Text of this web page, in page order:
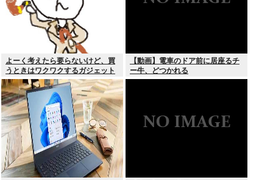
よーく考えたら要らないけど、買
うときはワクワクするガジェット
おしえろ
【動画】電車のドア前に居座るチ
ー牛、どつかれる